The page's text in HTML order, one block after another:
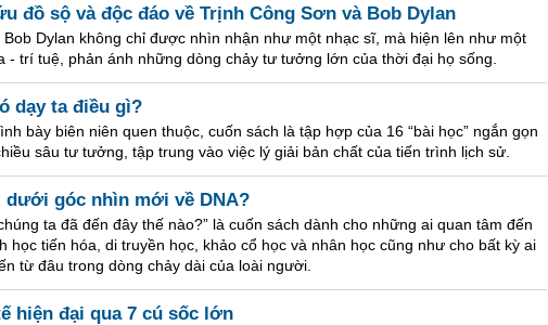
đồ sộ và độc đáo về Trịnh Công Sơn và Bob Dylan
Bob Dylan không chỉ được nhìn nhận như một nhạc sĩ, mà hiện lên như một
- trí tuệ, phản ánh những dòng chảy tư tưởng lớn của thời đại họ sống.
dạy ta điều gì?
bày biên niên quen thuộc, cuốn sách là tập hợp của 16 “bài học” ngắn gọn
sâu tư tưởng, tập trung vào việc lý giải bản chất của tiến trình lịch sử.
dưới góc nhìn mới về DNA?
ta đã đến đây thế nào?” là cuốn sách dành cho những ai quan tâm đến
học tiến hóa, di truyền học, khảo cổ học và nhân học cũng như cho bất kỳ ai
từ đâu trong dòng chảy dài của loài người.
hiện đại qua 7 cú sốc lớn